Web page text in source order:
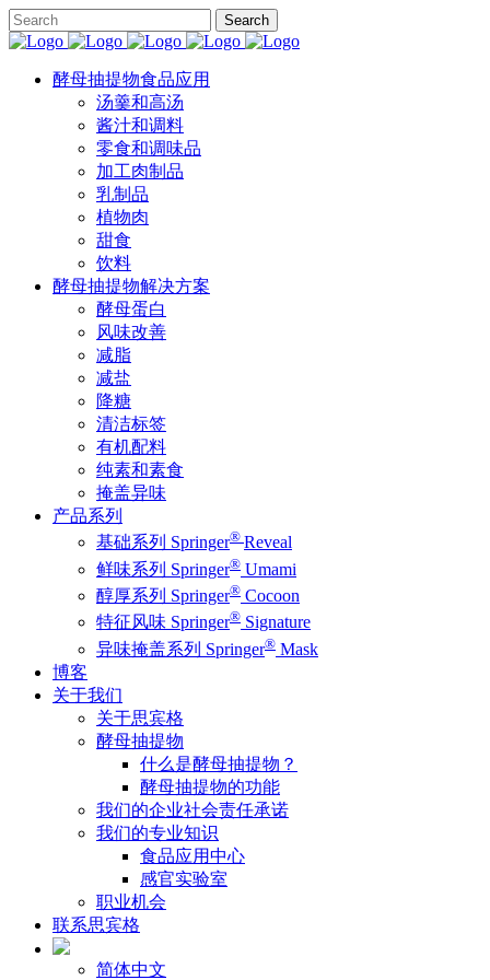
酵母抽提物食品应用
汤羹和高汤
酱汁和调料
零食和调味品
加工肉制品
乳制品
植物肉
甜食
饮料
酵母抽提物解决方案
酵母蛋白
风味改善
减脂
减盐
降糖
清洁标签
有机配料
纯素和素食
掩盖异味
产品系列
基础系列 Springer® Reveal
鲜味系列 Springer® Umami
醇厚系列 Springer® Cocoon
特征风味 Springer® Signature
异味掩盖系列 Springer® Mask
博客
关于我们
关于思宾格
酵母抽提物
什么是酵母抽提物？
酵母抽提物的功能
我们的企业社会责任承诺
我们的专业知识
食品应用中心
感官实验室
职业机会
联系思宾格
简体中文